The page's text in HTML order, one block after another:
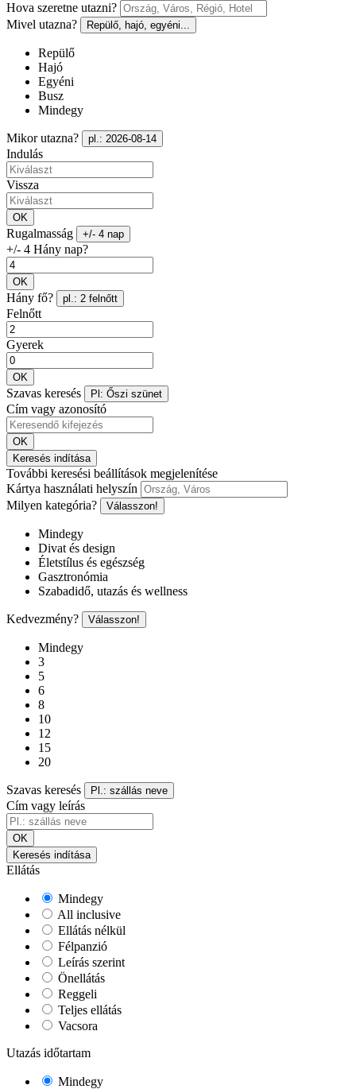
Hova szeretne utazni?
Mivel utazna?
Repülő, hajó, egyéni...
Repülő
Hajó
Egyéni
Busz
Mindegy
Mikor utazna? pl.: 2026-08-14
Indulás
Vissza
OK
Rugalmasság +/- 4 nap
+/- 4 Hány nap?
OK
Hány fő? pl.: 2 felnőtt
Felnőtt
Gyerek
OK
Szavas keresés Pl: Őszi szünet
Cím vagy azonosító
OK
Keresés indítása
További keresési beállítások megjelenítése
Kártya használati helyszín
Milyen kategória?
Válasszon!
Mindegy
Divat és design
Életstílus és egészség
Gasztronómia
Szabadidő, utazás és wellness
Kedvezmény? Válasszon!
Mindegy
3
5
6
8
10
12
15
20
Szavas keresés Pl.: szállás neve
Cím vagy leírás
OK
Keresés indítása
Ellátás
Mindegy
All inclusive
Ellátás nélkül
Félpanzió
Leírás szerint
Önellátás
Reggeli
Teljes ellátás
Vacsora
Utazás időtartam
Mindegy